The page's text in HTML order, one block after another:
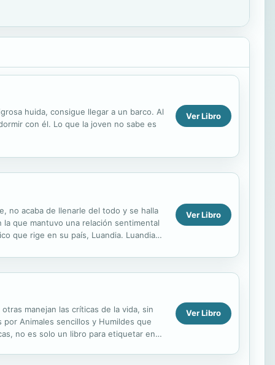
huida, consigue llegar a un barco. Al
con él. Lo que la joven no sabe es
Ver Libro
no acaba de llenarle del todo y se halla
que mantuvo una relación sentimental
que rige en su país, Luandia. Luandia
Ver Libro
manejan las críticas de la vida, sin
Animales sencillos y Humildes que
no es solo un libro para etiquetar en
Ver Libro